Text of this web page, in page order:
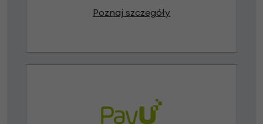
Poznaj szczegóły